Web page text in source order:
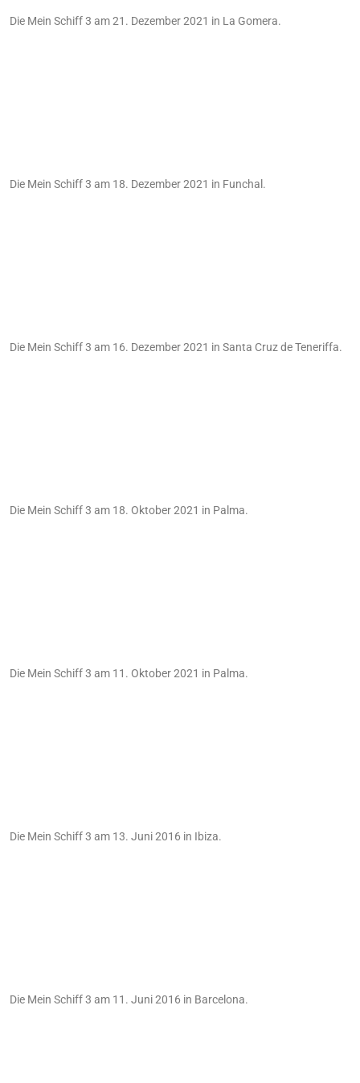
Die Mein Schiff 3 am 21. Dezember 2021 in La Gomera.
Die Mein Schiff 3 am 18. Dezember 2021 in Funchal.
Die Mein Schiff 3 am 16. Dezember 2021 in Santa Cruz de Teneriffa.
Die Mein Schiff 3 am 18. Oktober 2021 in Palma.
Die Mein Schiff 3 am 11. Oktober 2021 in Palma.
Die Mein Schiff 3 am 13. Juni 2016 in Ibiza.
Die Mein Schiff 3 am 11. Juni 2016 in Barcelona.